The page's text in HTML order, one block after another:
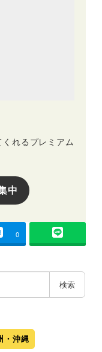
れるプレミアム
中
0
検索
・沖縄